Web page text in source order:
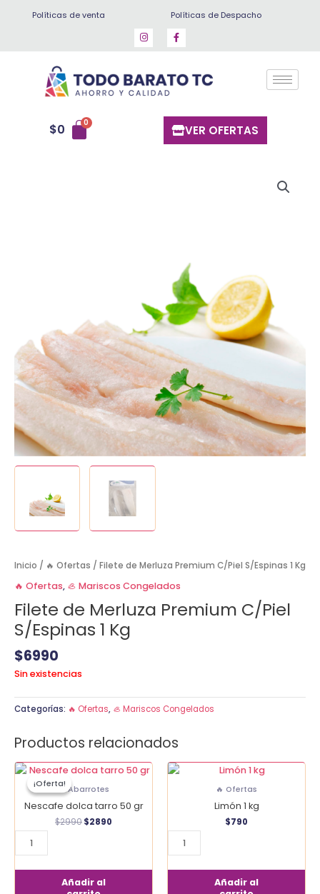
Políticas de venta Políticas de Despacho
$0 VER OFERTAS
Inicio / 🔥 Ofertas / Filete de Merluza Premium C/Piel S/Espinas 1 Kg
🔥 Ofertas, 🦪 Mariscos Congelados
Filete de Merluza Premium C/Piel
S/Espinas 1 Kg
$6990
Sin existencias
Categorías: 🔥 Ofertas, 🦪 Mariscos Congelados
Productos relacionados
¡Oferta!
¡Oferta!
🍚 Abarrotes
Nescafe dolca tarro 50 gr
$2990
El
precio
original
$2990.
$2890
El
precio
$2890.
Nescafe
dolca
tarro
gr
cantidad
Añadir al
🔥 Ofertas
Limón 1 kg
$790
Limón
Añadir al